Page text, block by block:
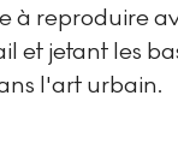
à reproduire
et jetant les
l'art urbain.